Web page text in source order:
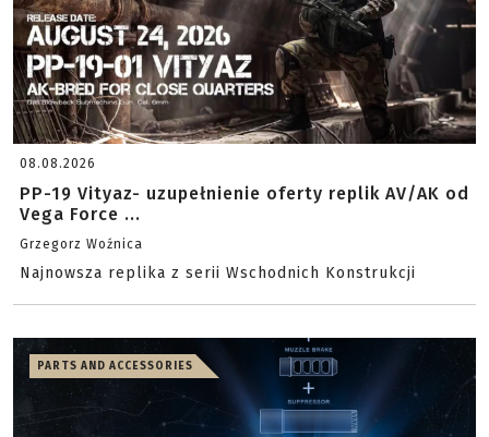
08.08.2026
PP-19 Vityaz- uzupełnienie oferty replik AV/AK od
Vega Force ...
Grzegorz Woźnica
Najnowsza replika z serii Wschodnich Konstrukcji
PARTS AND ACCESSORIES